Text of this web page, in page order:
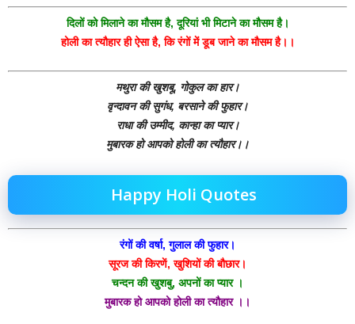
दिलों को मिलाने का मौसम है, दूरियां भी मिटाने का मौसम है।
होली का त्यौहार ही ऐसा है, कि रंगों में डूब जाने का मौसम है।।
मथुरा की खुशबू, गोकुल का हार।
वृन्दावन की सुगंध, बरसाने की फुहार।
राधा की उम्मीद, कान्हा का प्यार।
मुबारक हो आपको होली का त्यौहार।।
Happy Holi Quotes
रंगों की वर्षा, गुलाल की फुहार।
सूरज की किरणें, खुशियों की बौछार।
चन्दन की खुशबु, अपनों का प्यार ।
मुबारक हो आपको होली का त्यौहार ।।